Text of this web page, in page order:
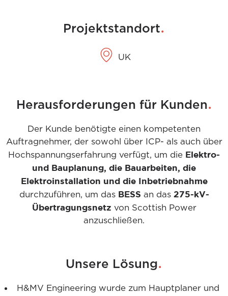
Projektstandort.
UK
Herausforderungen für Kunden.
Der Kunde benötigte einen kompetenten
Auftragnehmer, der sowohl über ICP- als auch über
Hochspannungserfahrung verfügt, um die Elektro-
und Bauplanung, die Bauarbeiten, die
Elektroinstallation und die Inbetriebnahme
durchzuführen, um das BESS an das 275-kV-
Übertragungsnetz von Scottish Power
anzuschließen.
Unsere Lösung.
H&MV Engineering wurde zum Hauptplaner und